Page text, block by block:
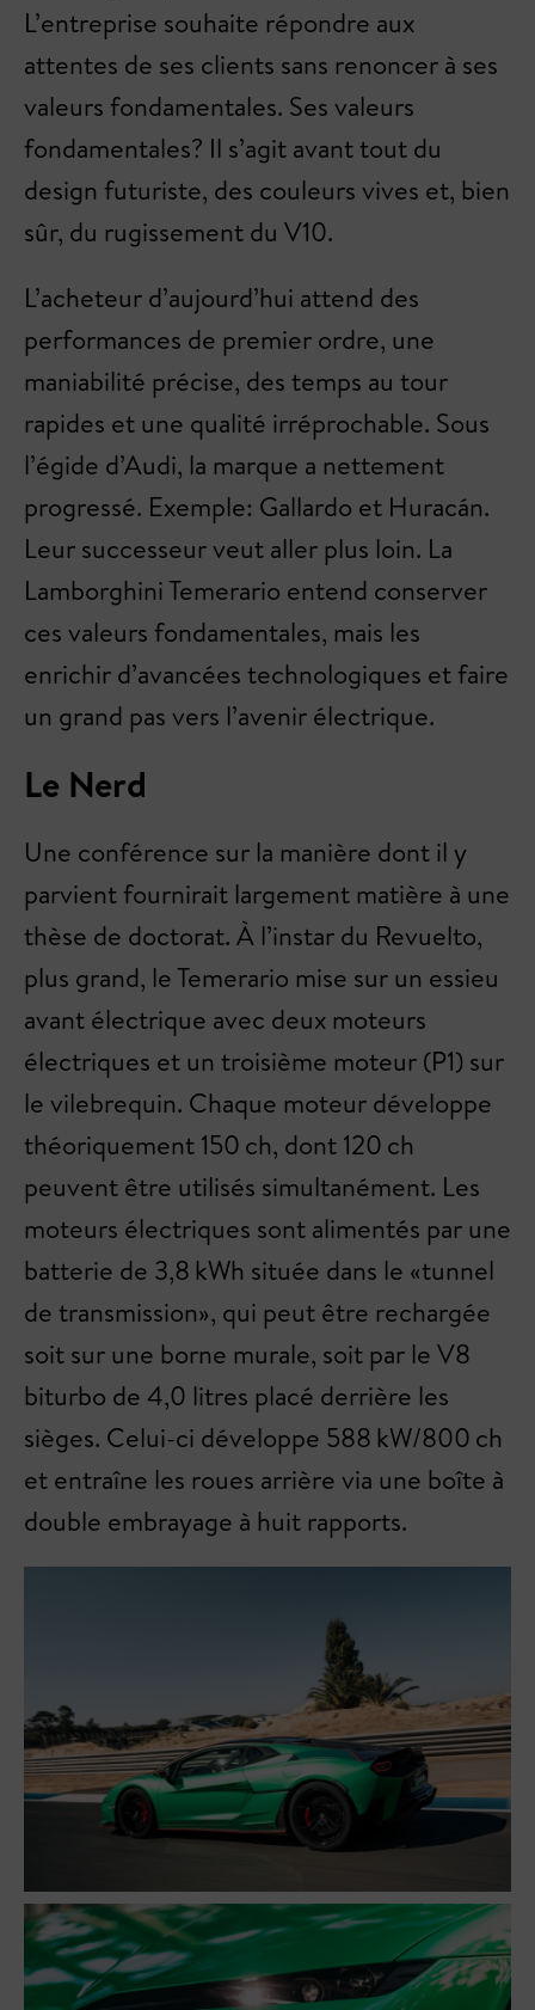
L’entreprise souhaite répondre aux
attentes de ses clients sans renoncer à ses
valeurs fondamentales. Ses valeurs
fondamentales? Il s’agit avant tout du
design futuriste, des couleurs vives et, bien
sûr, du rugissement du V10.
L’acheteur d’aujourd’hui attend des
performances de premier ordre, une
maniabilité précise, des temps au tour
rapides et une qualité irréprochable. Sous
l’égide d’Audi, la marque a nettement
progressé. Exemple: Gallardo et Huracán.
Leur successeur veut aller plus loin. La
Lamborghini Temerario entend conserver
ces valeurs fondamentales, mais les
enrichir d’avancées technologiques et faire
un grand pas vers l’avenir électrique.
Le Nerd
Une conférence sur la manière dont il y
parvient fournirait largement matière à une
thèse de doctorat. À l’instar du Revuelto,
plus grand, le Temerario mise sur un essieu
avant électrique avec deux moteurs
électriques et un troisième moteur (P1) sur
le vilebrequin. Chaque moteur développe
théoriquement 150 ch, dont 120 ch
peuvent être utilisés simultanément. Les
moteurs électriques sont alimentés par une
batterie de 3,8 kWh située dans le «tunnel
de transmission», qui peut être rechargée
soit sur une borne murale, soit par le V8
biturbo de 4,0 litres placé derrière les
sièges. Celui-ci développe 588 kW/800 ch
et entraîne les roues arrière via une boîte à
double embrayage à huit rapports.